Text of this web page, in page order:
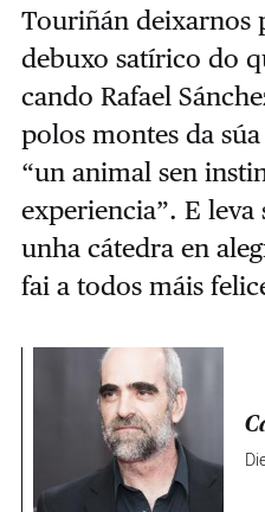
Touriñán deixarnos
debuxo satírico do
cando Rafael
polos montes da
“un animal sen
experiencia”. E
unha cátedra en
fai a todos máis